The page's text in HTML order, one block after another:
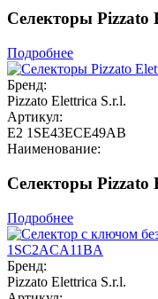
Селекторы Pizzato
Подробнее
Бренд:
Pizzato Elettrica S.r.l.
Артикул:
E2 1SE43ECE49AB
Наименование:
Селекторы Pizzato
Подробнее
Бренд:
Pizzato Elettrica S.r.l.